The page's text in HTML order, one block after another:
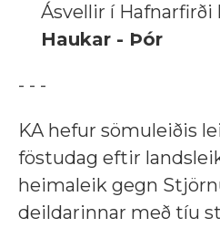
Ásvellir í Hafnarfirði
Haukar - Þór
- - -
KA hefur sömuleiðis
föstudag eftir
heimaleik gegn
deildarinnar með tíu